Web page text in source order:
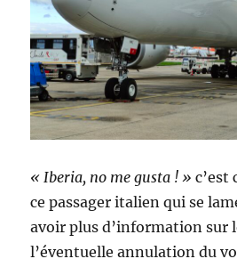
« Iberia, no me gusta ! » c’est
ce passager italien qui se
avoir plus d’information sur
l’éventuelle annulation du